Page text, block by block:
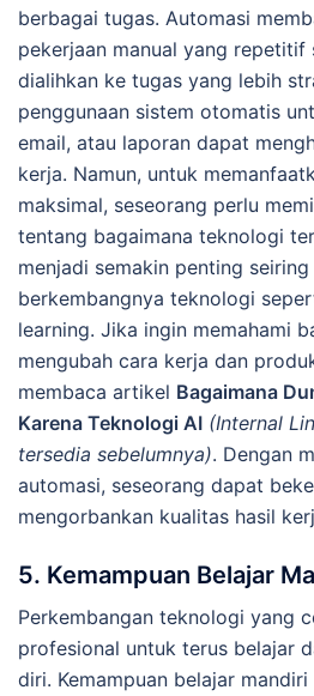
berbagai tugas. Automasi
pekerjaan manual yang
dialihkan ke tugas yang lebih
penggunaan sistem otomatis
email, atau laporan dapat
kerja. Namun, untuk
maksimal, seseorang perlu
tentang bagaimana teknologi
menjadi semakin penting
berkembangnya teknologi
learning. Jika ingin memahami
mengubah cara kerja dan
membaca artikel Bagaimana
Karena Teknologi AI (Internal
tersedia sebelumnya). Dengan
automasi, seseorang dapat
mengorbankan kualitas hasil
5. Kemampuan Belajar
Perkembangan teknologi yang
profesional untuk terus belajar
diri. Kemampuan belajar